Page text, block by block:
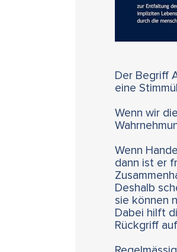
Der Begriff
eine
Wenn wir
Wenn
dann ist er
Deshalb
sie können
Dabei hilft
Rückgriff